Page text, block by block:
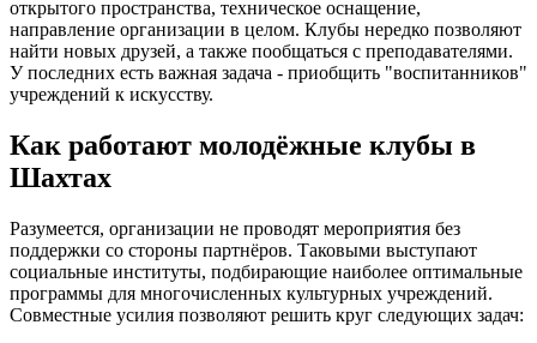
открытого пространства, техническое оснащение,
направление организации в целом. Клубы нередко позволяют
найти новых друзей, а также пообщаться с преподавателями.
У последних есть важная задача - приобщить "воспитанников"
учреждений к искусству.
Как работают молодёжные клубы в
Шахтах
Разумеется, организации не проводят мероприятия без
поддержки со стороны партнёров. Таковыми выступают
социальные институты, подбирающие наиболее оптимальные
программы для многочисленных культурных учреждений.
Совместные усилия позволяют решить круг следующих задач: